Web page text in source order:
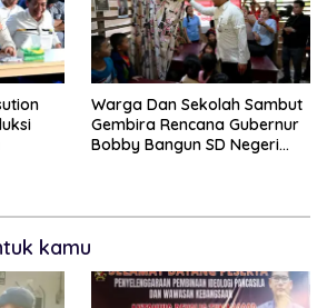
Warga Dan Sekolah Sambut
Gembira Rencana Gubernur
Bobby Bangun SD Negeri
kamu